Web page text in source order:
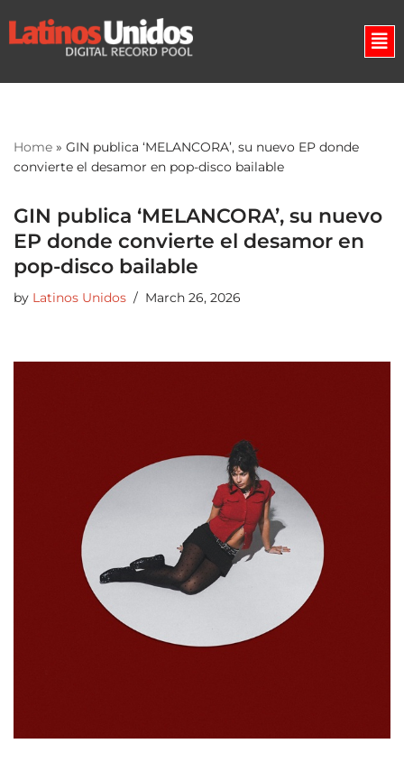
Skip
Home » GIN publica ‘MELANCORA’, su nuevo EP donde
convierte el desamor en pop-disco bailable
GIN publica ‘MELANCORA’, su nuevo
EP donde convierte el desamor en
pop-disco bailable
by Latinos Unidos March 26, 2026